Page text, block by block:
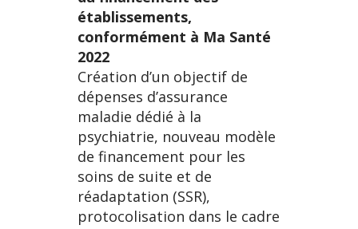
établissements,
conformément à Ma Santé
2022
Création d’un objectif de
dépenses d’assurance
maladie dédié à la
psychiatrie, nouveau modèle
de financement pour les
soins de suite et de
réadaptation (SSR),
protocolisation dans le cadre